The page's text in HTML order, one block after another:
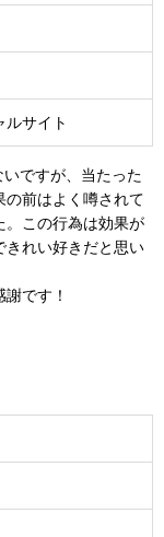
ルサイト
ですが、当たった
の前はよく噂されて
。この行為は効果が
きれい好きだと思い
です！